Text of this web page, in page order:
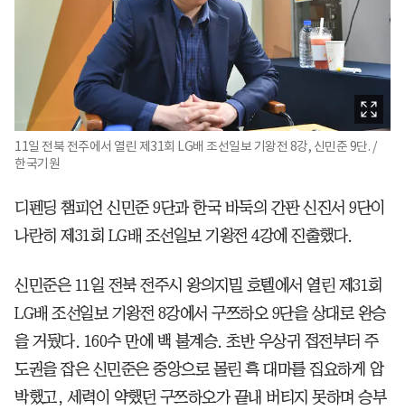
11일 전북 전주에서 열린 제31회 LG배 조선일보 기왕전 8강, 신민준 9단. /
한국기원
디펜딩 챔피언 신민준 9단과 한국 바둑의 간판 신진서 9단이
나란히 제31회 LG배 조선일보 기왕전 4강에 진출했다.
신민준은 11일 전북 전주시 왕의지밀 호텔에서 열린 제31회
LG배 조선일보 기왕전 8강에서 구쯔하오 9단을 상대로 완승
을 거뒀다. 160수 만에 백 불계승. 초반 우상귀 접전부터 주
도권을 잡은 신민준은 중앙으로 몰린 흑 대마를 집요하게 압
박했고, 세력이 약했던 구쯔하오가 끝내 버티지 못하며 승부